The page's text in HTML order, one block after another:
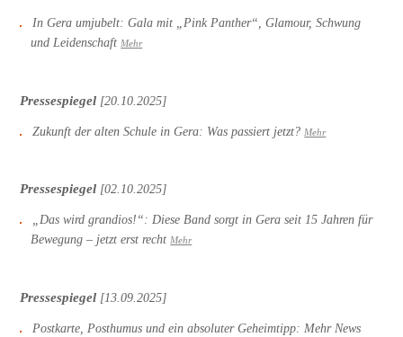
In Gera umjubelt: Gala mit „Pink Panther“, Glamour, Schwung
und Leidenschaft Mehr
Pressespiegel [20.10.2025]
Zukunft der alten Schule in Gera: Was passiert jetzt? Mehr
Pressespiegel [02.10.2025]
„Das wird grandios!“: Diese Band sorgt in Gera seit 15 Jahren für
Bewegung – jetzt erst recht Mehr
Pressespiegel [13.09.2025]
Postkarte, Posthumus und ein absoluter Geheimtipp: Mehr News